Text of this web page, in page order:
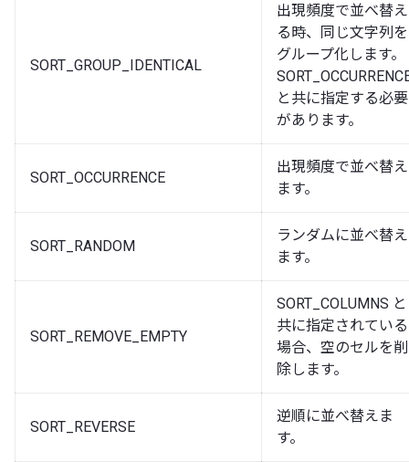
SORT_GROUP_IDENTICAL
出現頻度で並べ替え
る時、同じ文字列を
グループ化します。
と共に指定する必要
があります。
SORT_OCCURRENCE
出現頻度で並べ替え
ます。
SORT_RANDOM
ランダムに並べ替え
ます。
SORT_REMOVE_EMPTY
SORT_COLUMNS と
共に指定されている
場合、空のセルを削
除します。
SORT_REVERSE
逆順に並べ替えま
す。